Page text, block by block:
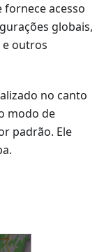
fornece acesso
globais,
e outros
no canto
modo de
padrão. Ele